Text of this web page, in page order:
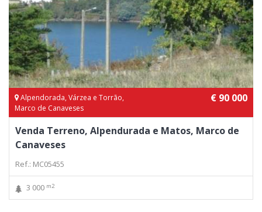
Alpendorada, Várzea e Torrão,
Marco de Canaveses
€ 90 000
Venda Terreno, Alpendurada e Matos, Marco de
Canaveses
Ref.: MC05455
3 000 m2